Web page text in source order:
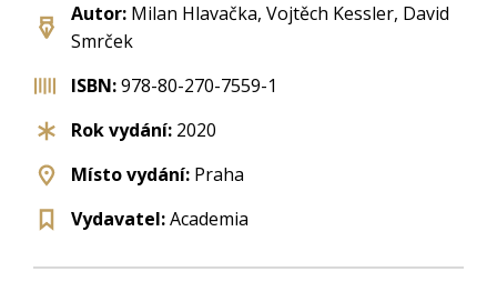
Autor: Milan Hlavačka, Vojtěch Kessler, David
Smrček
ISBN:978-80-270-7559-1
Rok vydání: 2020
Místo vydání: Praha
Vydavatel:Academia